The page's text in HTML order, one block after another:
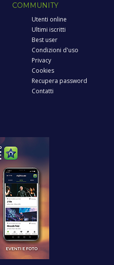
COMMUNITY
Utenti online
Ultimi iscritti
Best user
Condizioni d'uso
Privacy
Cookies
Recupera password
Contatti